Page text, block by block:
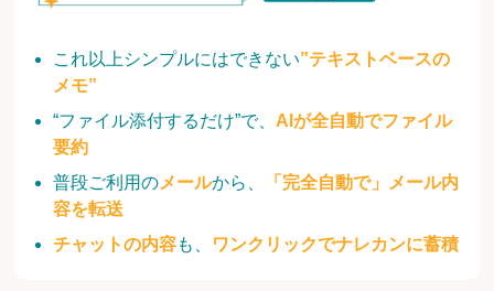
これ以上シンプルにはできない”テキストベースの
メモ”
“ファイル添付するだけ”で、 AIが全自動でファイル
要約
普段ご利用のメールから、
「完全自動で」メール内
容を転送
チャットの内容も、 ワンクリックでナレカンに蓄積